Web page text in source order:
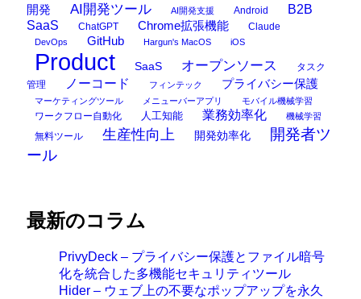
開発
AI開発ツール AI開発支援 Android
B2B
SaaS
ChatGPT Chrome拡張機能 Claude
DevOps GitHub Hargun's MacOS iOS
Product SaaS オープンソース
タスク
管理
ノーコード フィンテック プライバシー保護
マーケティングツール メニューバーアプリ モバイル機械学習
ワークフロー自動化 人工知能 業務効率化 機械学習
無料ツール 生産性向上 開発効率化
開発者ツ
ール
最新のコラム
PrivyDeck – プライバシー保護とファイル暗号
化を統合した多機能セキュリティツール
Hider – ウェブ上の不要なポップアップを永久